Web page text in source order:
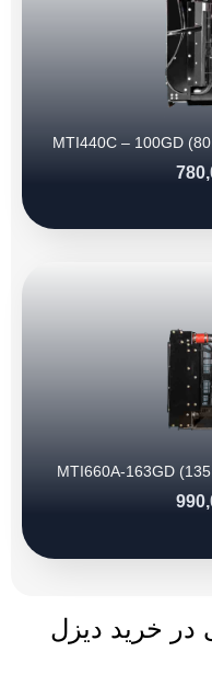
دیزل ژنراتور موتورسازان مدل MTI440C – 100GD (80
دیزل ژنراتور موتورسازان مدل MTI660A-163GD (135
خرید دیزل